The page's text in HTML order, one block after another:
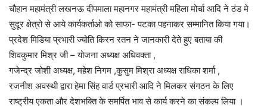
चौहान महामंत्री लखनऊ दीपमाला महानगर महामंत्री महिला मोर्चा आदि ने ठंड मे
सुदूर क्षेत्रो से आये कार्यकर्ताओ को साफा- पटका पहनाकर सम्मानित किया गया।
प्रदेश मिडिया प्रभारी ज्योति किरन रतन ने जानकारी देते हुए बताया की
शिवकुमार मिश्र जी – योजना अध्यक्ष अधिवक्ता ,
गजेन्द्र जोशी अध्यक्ष, महेश निगम ,कुसुम मिश्रा अध्यक्ष राधिका शर्मा ,
रजनीश अवस्थी द्वारा हेमा सिंह वार्ड प्रभारी आदि ने मिलकर संगठन के लिए
राष्ट्रीय एकता और देशभक्ति के समर्पित भाव से कार्य करने का संकल्प लिया ।